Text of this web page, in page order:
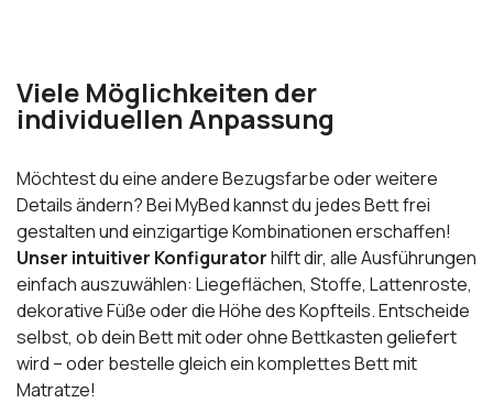
Viele Möglichkeiten der
individuellen Anpassung
Möchtest du eine andere Bezugsfarbe oder weitere
Details ändern? Bei MyBed kannst du jedes Bett frei
gestalten und einzigartige Kombinationen erschaffen!
Unser intuitiver Konfiguratorhilft dir, alle Ausführungen
einfach auszuwählen: Liegeflächen, Stoffe, Lattenroste,
dekorative Füße oder die Höhe des Kopfteils. Entscheide
selbst, ob dein Bett mit oder ohne Bettkasten geliefert
wird – oder bestelle gleich ein komplettes Bett mit
Matratze!